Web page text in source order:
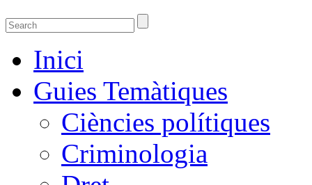
Guies temàtiques de la Biblioteca de
Guies temàtiques de Ciencies Socials, Jurídiques i econòmiques
Inici
Guies Temàtiques
Ciències polítiques
Criminologia